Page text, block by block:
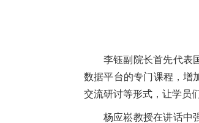
李钰副院长首先代表
数据平台的专门课程，增
交流研讨等形式，让学员
杨应崧教授在讲话中